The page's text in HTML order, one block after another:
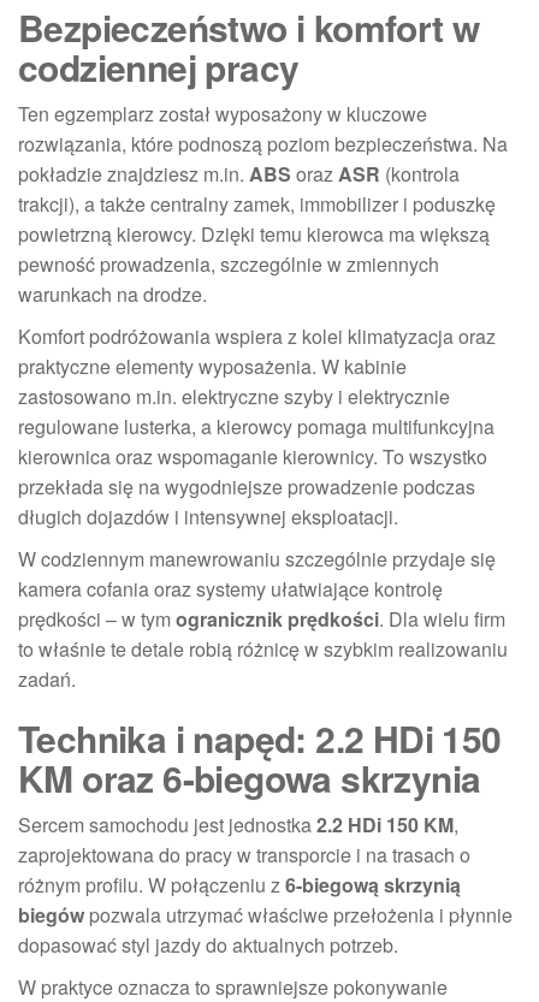
Bezpieczeństwo i komfort w
codziennej pracy
Ten egzemplarz został wyposażony w kluczowe
rozwiązania, które podnoszą poziom bezpieczeństwa. Na
pokładzie znajdziesz m.in. ABS orazASR (kontrola
trakcji), a także centralny zamek, immobilizer i poduszkę
powietrzną kierowcy. Dzięki temu kierowca ma większą
pewność prowadzenia, szczególnie w zmiennych
warunkach na drodze.
Komfort podróżowania wspiera z kolei klimatyzacja oraz
praktyczne elementy wyposażenia. W kabinie
zastosowano m.in. elektryczne szyby i elektrycznie
regulowane lusterka, a kierowcy pomaga multifunkcyjna
kierownica oraz wspomaganie kierownicy. To wszystko
przekłada się na wygodniejsze prowadzenie podczas
długich dojazdów i intensywnej eksploatacji.
W codziennym manewrowaniu szczególnie przydaje się
kamera cofania oraz systemy ułatwiające kontrolę
prędkości – w tym ogranicznik prędkości. Dla wielu firm
to właśnie te detale robią różnicę w szybkim realizowaniu
zadań.
Technika i napęd: 2.2 HDi 150
KM oraz 6-biegowa skrzynia
Sercem samochodu jest jednostka2.2 HDi 150 KM,
zaprojektowana do pracy w transporcie i na trasach o
różnym profilu. W połączeniu z6-biegową skrzynią
biegów pozwala utrzymać właściwe przełożenia i płynnie
dopasować styl jazdy do aktualnych potrzeb.
W praktyce oznacza to sprawniejsze pokonywanie